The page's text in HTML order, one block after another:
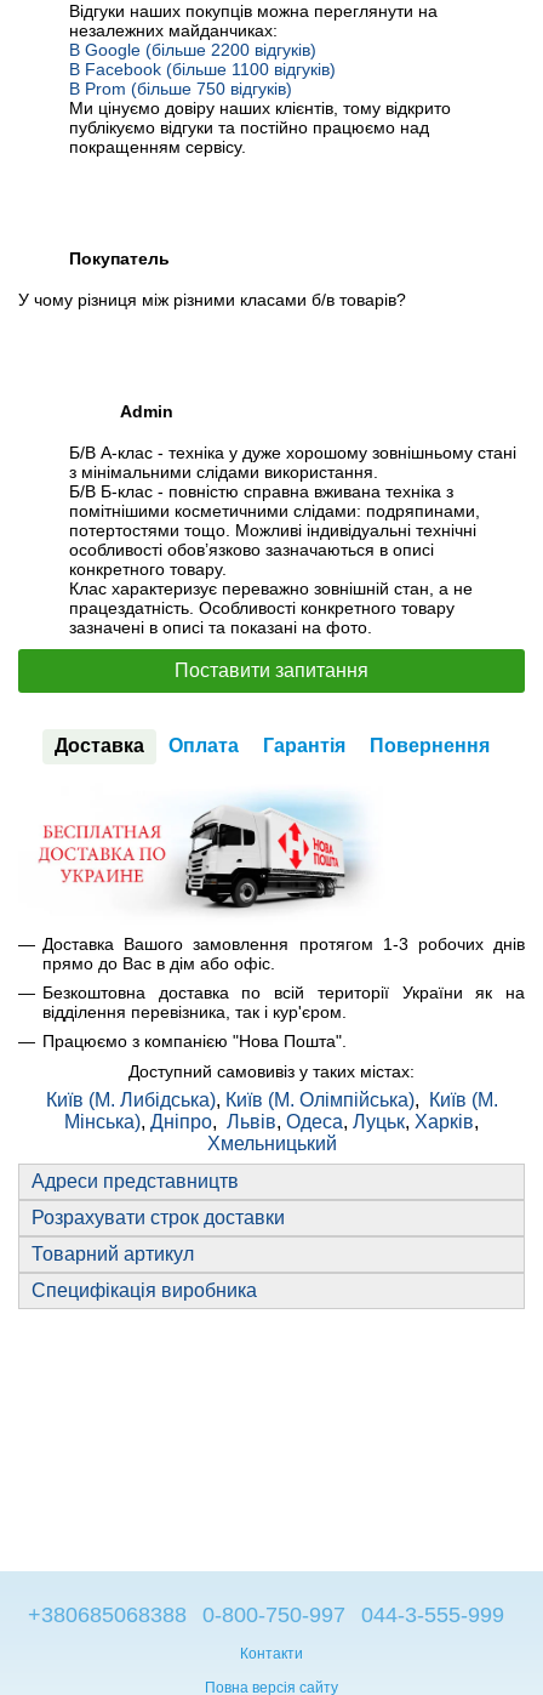
Відгуки наших покупців можна переглянути на
незалежних майданчиках:
В Google (більше 2200 відгуків)
В Facebook (більше 1100 відгуків)
В Prom (більше 750 відгуків)
Ми цінуємо довіру наших клієнтів, тому відкрито
публікуємо відгуки та постійно працюємо над
покращенням сервісу.
Покупатель
У чому різниця між різними класами б/в товарів?
Admin
Б/В А-клас - техніка у дуже хорошому зовнішньому стані
з мінімальними слідами використання.
Б/В Б-клас - повністю справна вживана техніка з
помітнішими косметичними слідами: подряпинами,
потертостями тощо. Можливі індивідуальні технічні
особливості обов’язково зазначаються в описі
конкретного товару.
Клас характеризує переважно зовнішній стан, а не
працездатність. Особливості конкретного товару
зазначені в описі та показані на фото.
Поставити запитання
Доставка Оплата Гарантія Повернення
Доставка Вашого замовлення протягом 1-3 робочих днів
прямо до Вас в дім або офіс.
Безкоштовна доставка по всій території України як на
відділення перевізника, так і кур'єром.
Працюємо з компанією "Нова Пошта".
Доступний самовивіз у таких містах:
Київ (М. Либідська), Київ (М. Олімпійська),
Київ (М.
Мінська), Дніпро, Львів, Одеса, Луцьк, Харків,
Хмельницький
Адреси представництв
Розрахувати строк доставки
Товарний артикул
Специфікація виробника
+380685068388 0-800-750-997 044-3-555-999
Контакти
Повна версія сайту